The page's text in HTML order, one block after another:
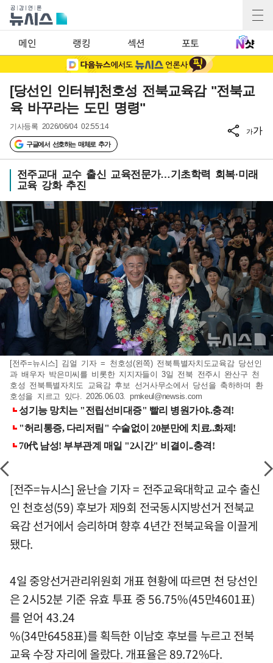
메인 랭킹 섹션 포토
[당선인 인터뷰]천호성 전북교육감 "전북교
육 바꾸라는 도민 명령"
기사등록 2026/06/04 02:55:14
구글에서 선호하는 매체로 추가
가가
전주교대 교수 출신 교육전문가…기초학력 회복·미래
교육 강화 추진
[전주=뉴시스] 김얼 기자 = 천호성(왼쪽) 전북특별자치도교육감 당선인
과 배우자 박은미씨를 비롯한 지지자들이 3일 전북 전주시 완산구 천
호성 전북특별자치도 교육감 후보 선거사무소에서 당선을 축하하며 환
호성을 지르고 있다. 2026.06.03. pmkeul@newsis.com
[전주=뉴시스] 윤난슬 기자 = 전주교육대학교 교수 출신
인 천호성(59) 후보가 제9회 전국동시지방선거 전북교
육감 선거에서 승리하며 향후 4년간 전북교육을 이끌게
됐다.
4일 중앙선거관리위원회 개표 현황에 따르면 천 당선인
은 2시52분 기준 유효 투표 중 56.75%(45만4601표)
를 얻어 43.24
%(34만6458표)를 획득한 이남호 후보를 누르고 전북
교육 수장 자리에 올랐다. 개표율은 89.72%다.